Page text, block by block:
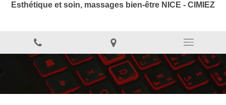
Esthétique et soin, massages bien-être NICE - CIMIEZ